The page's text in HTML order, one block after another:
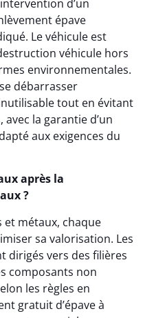
d’un
épave
Le véhicule est
véhicule hors
environnementales.
débarrasser
tout en évitant
la garantie d’un
aux exigences du
après la
?
métaux, chaque
sa valorisation. Les
dirigés vers des filières
composants non
les règles en
gratuit d’épave à